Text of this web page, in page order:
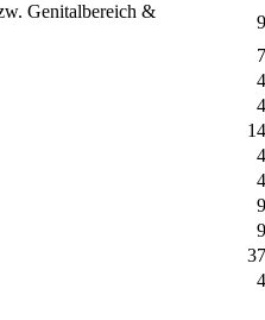
Genitalbereich &